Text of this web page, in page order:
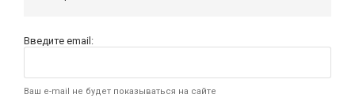
Введите email:
Ваш e-mail не будет показываться на сайте